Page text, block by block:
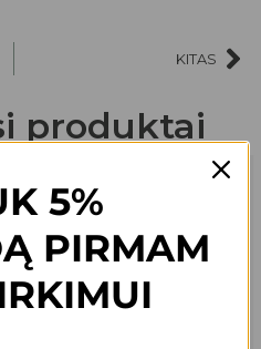
KITAS
produktai
5%
PIRMAM